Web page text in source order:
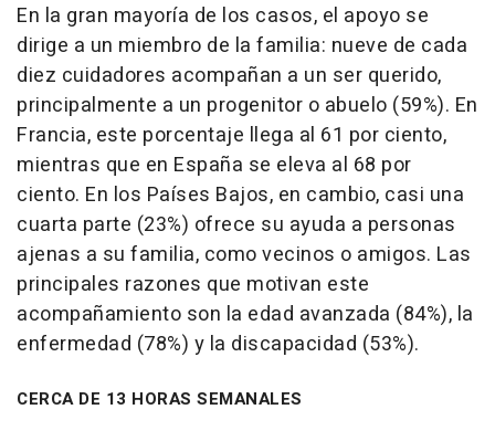
En la gran mayoría de los casos, el apoyo se
dirige a un miembro de la familia: nueve de cada
diez cuidadores acompañan a un ser querido,
principalmente a un progenitor o abuelo (59%). En
Francia, este porcentaje llega al 61 por ciento,
mientras que en España se eleva al 68 por
ciento. En los Países Bajos, en cambio, casi una
cuarta parte (23%) ofrece su ayuda a personas
ajenas a su familia, como vecinos o amigos. Las
principales razones que motivan este
acompañamiento son la edad avanzada (84%), la
enfermedad (78%) y la discapacidad (53%).
CERCA DE 13 HORAS SEMANALES